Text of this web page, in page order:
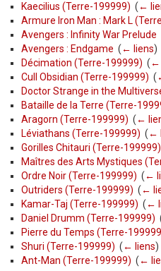
Kaecilius (Terre-199999) ( ←
Armure Iron Man : Mark L
Avengers : Infinity War Prelude
Avengers : Endgame ( ← liens)
Décimation (Terre-199999) ( ←
Cull Obsidian (Terre-199999) (
Doctor Strange in the
Bataille de la Terre (Terre-
Aragorn (Terre-199999) ( ←
Léviathans (Terre-199999) ( ←
Gorilles Chitauri (Terre-199999)
Maîtres des Arts Mystiques
Ordre Noir (Terre-199999) ( ←
Outriders (Terre-199999) ( ←
Kamar-Taj (Terre-199999) ( ←
Daniel Drumm (Terre-199999)
Pierre du Temps (Terre-
Shuri (Terre-199999) ( ← liens)
Ant-Man (Terre-199999) ( ←